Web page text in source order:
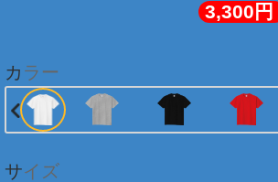
3,300円
カラー
サイズ